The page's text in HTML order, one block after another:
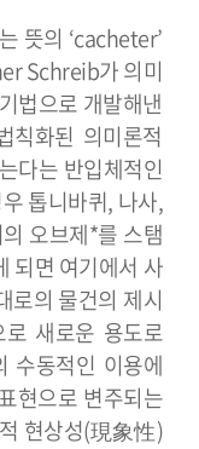
뜻의 ‘cacheter’
Schreib가 의미
법으로 개발해낸
칙화된 의미론적
다는 반입체적인
톱니바퀴, 나사,
오브제*를 스탬
되면 여기에서 사
로의 물건의 제시
새로운 용도로
수동적인 이용에
현으로 변주되는
현상성(現象性)